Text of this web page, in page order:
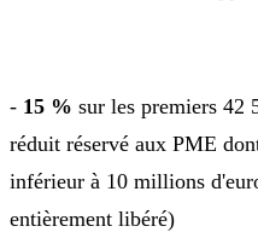
- 15 % sur les premiers 42
réduit réservé aux PME
inférieur à 10 millions
entièrement libéré)